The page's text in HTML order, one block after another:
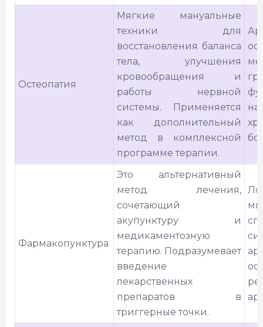
Остеопатия
Мягкие мануальные
техники для
восстановления баланса
тела, улучшения
кровообращения и
работы нервной
системы. Применяется
как дополнительный
метод в комплексной
программе терапии.
Фармакопунктура
Это альтернативный
метод лечения,
сочетающий
акупунктуру и
медикаментозную
терапию. Подразумевает
введение
лекарственных
препаратов в
триггерные точки.